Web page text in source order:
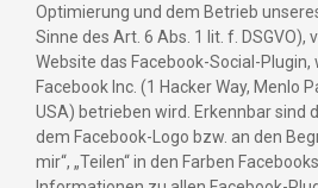
Optimierung und dem Betrieb
Sinne des Art. 6 Abs. 1 lit. f. DSGVO),
Website das Facebook-Social-Plugin,
Facebook Inc. (1 Hacker Way, Menlo
USA) betrieben wird. Erkennbar sind
dem Facebook-Logo bzw. an den
mir“, „Teilen“ in den Farben